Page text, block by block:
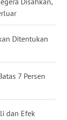
Ditentukan
7 Persen
dan Efek